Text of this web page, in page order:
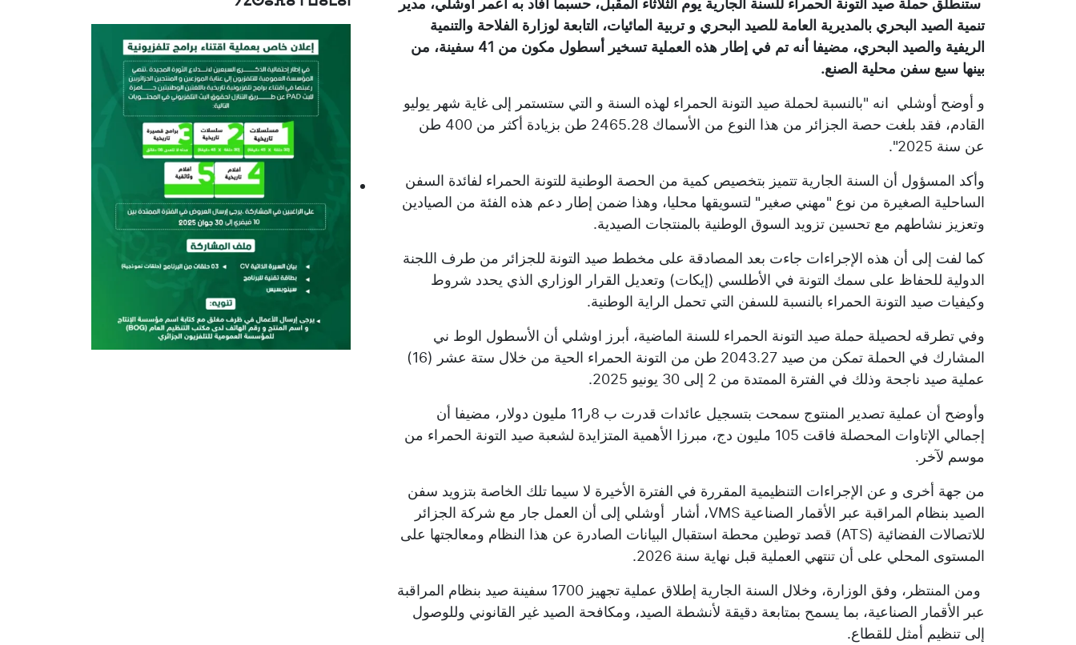
تنمية الصيد البحري بالمديرية العامة للصيد البحري و تربية المائيات، التابعة لوزارة الفلاحة والتنمية
الريفية والصيد البحري، مضيفا أنه تم في إطار هذه العملية تسخير أسطول مكون من 41 سفينة، من
بينها سبع سفن محلية الصنع.
و أوضح أوشلي انه "بالنسبة لحملة صيد التونة الحمراء لهذه السنة و التي ستستمر إلى غاية شهر يوليو
القادم، فقد بلغت حصة الجزائر من هذا النوع من الأسماك 2465.28 طن بزيادة أكثر من 400 طن
عن سنة 2025".
وأكد المسؤول أن السنة الجارية تتميز بتخصيص كمية من الحصة الوطنية للتونة الحمراء لفائدة السفن
الساحلية الصغيرة من نوع "مهني صغير" لتسويقها محليا، وهذا ضمن إطار دعم هذه الفئة من الصيادين
وتعزيز نشاطهم مع تحسين تزويد السوق الوطنية بالمنتجات الصيدية.
كما لفت إلى أن هذه الإجراءات جاءت بعد المصادقة على مخطط صيد التونة للجزائر من طرف اللجنة
الدولية للحفاظ على سمك التونة في الأطلسي (إيكات) وتعديل القرار الوزاري الذي يحدد شروط
وكيفيات صيد التونة الحمراء بالنسبة للسفن التي تحمل الراية الوطنية.
وفي تطرقه لحصيلة حملة صيد التونة الحمراء للسنة الماضية، أبرز اوشلي أن الأسطول الوط ني
المشارك في الحملة تمكن من صيد 2043.27 طن من التونة الحمراء الحية من خلال ستة عشر (16)
عملية صيد ناجحة وذلك في الفترة الممتدة من 2 إلى 30 يونيو 2025.
وأوضح أن عملية تصدير المنتوج سمحت بتسجيل عائدات قدرت ب 8ر11 مليون دولار، مضيفا أن
إجمالي الإتاوات المحصلة فاقت 105 مليون دج، مبرزا الأهمية المتزايدة لشعبة صيد التونة الحمراء من
موسم لآخر.
من جهة أخرى و عن الإجراءات التنظيمية المقررة في الفترة الأخيرة لا سيما تلك الخاصة بتزويد سفن
الصيد بنظام المراقبة عبر الأقمار الصناعية VMS، أشار أوشلي إلى أن العمل جار مع شركة الجزائر
للاتصالات الفضائية (ATS) قصد توطين محطة استقبال البيانات الصادرة عن هذا النظام ومعالجتها على
المستوى المحلي على أن تنتهي العملية قبل نهاية سنة 2026.
ومن المنتظر، وفق الوزارة، وخلال السنة الجارية إطلاق عملية تجهيز 1700 سفينة صيد بنظام المراقبة
عبر الأقمار الصناعية، بما يسمح بمتابعة دقيقة لأنشطة الصيد، ومكافحة الصيد غير القانوني وللوصول
إلى تنظيم أمثل للقطاع.